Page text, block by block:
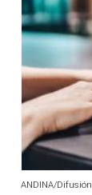
ANDINA/Difusión